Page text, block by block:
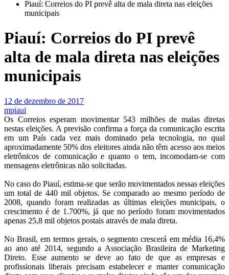
Piauí: Correios do PI prevê alta de mala direta nas eleições
municipais
Piauí: Correios do PI prevê
alta de mala direta nas eleições
municipais
12 de dezembro de 2017
mpiaui
Os Correios esperam movimentar 543 milhões de malas diretas
nestas eleições. A previsão confirma a força da comunicação escrita
em um País cada vez mais dominado pela tecnologia, no qual
aproximadamente 50% dos eleitores ainda não têm acesso aos meios
eletrônicos de comunicação e quanto o tem, incomodam-se com
mensagens eletrônicas não solicitadas.
No caso do Piauí, estima-se que serão movimentados nessas eleições
um total de 440 mil objetos. Se comparado ao mesmo período de
2008, quando foram realizadas as últimas eleições municipais, o
crescimento é de 1.700%, já que no período foram movimentados
apenas 25,8 mil objetos postais através de mala direta.
No Brasil, em termos gerais, o segmento crescerá em média 16,4%
ao ano até 2014, segundo a Associação Brasileira de Marketing
Direto. Esse aumento se deve ao fato de que as empresas e
profissionais liberais precisam estabelecer e manter comunicação